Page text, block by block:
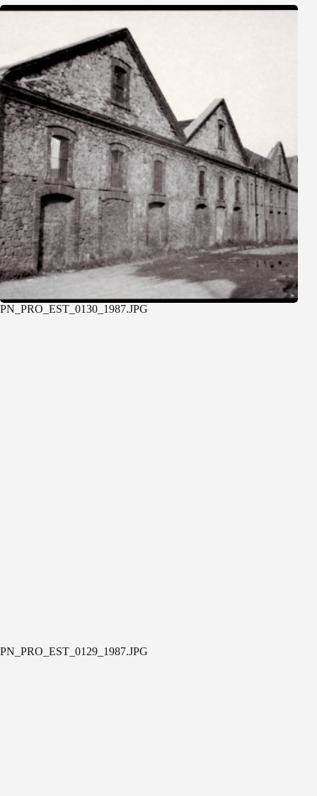
PN_PRO_EST_0130_1987.JPG
PN_PRO_EST_0129_1987.JPG